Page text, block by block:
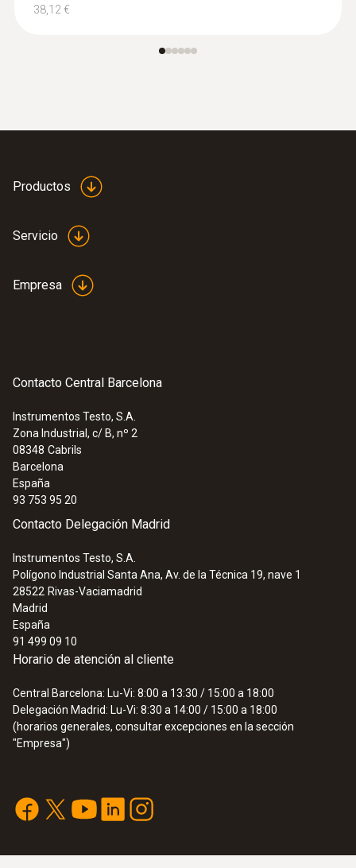
38,12 €
Productos
Servicio
Empresa
Contacto Central Barcelona
Instrumentos Testo, S.A.
Zona Industrial, c/ B, nº 2
08348 Cabrils
Barcelona
España
93 753 95 20
Contacto Delegación Madrid
Instrumentos Testo, S.A.
Polígono Industrial Santa Ana, Av. de la Técnica 19, nave 1
28522 Rivas-Vaciamadrid
Madrid
España
91 499 09 10
Horario de atención al cliente
Central Barcelona: Lu-Vi: 8:00 a 13:30 / 15:00 a 18:00
Delegación Madrid: Lu-Vi: 8:30 a 14:00 / 15:00 a 18:00
(horarios generales, consultar excepciones en la sección
"Empresa")